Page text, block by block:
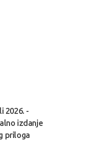
2026. -
izdanje
priloga